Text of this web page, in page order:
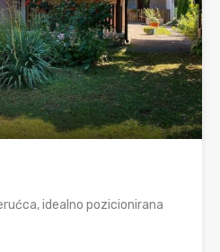
idealno pozicionirana